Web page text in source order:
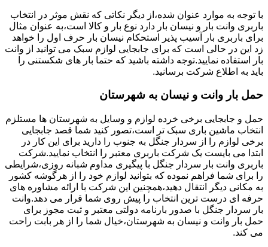
با توجه به موارد عنوان شده،از دیگر نکاتی که نقش موثر در انتخاب
باربری وانت بار و نیسان بار دارد نوع بار و کالا است،به عنوان مثال
برای باربری بار آسیب پذیر استحکام نیسان بار حرف اول را خواهد
زد این در حالی است که برای جابجایی لوازم سبک می توانید از وانت
بار استفاده نمایید.توجه داشته باشید که حتما بار های شکستنی را
باید به اطلاع شرکت برسانید.
حمل بار وانت و نیسان به شهرستان
حمل و جابجایی برخی خرده لوازم و وسایل به شهرستان ها مستلزم
انتخاب ماشین باری سبک تر است،تصور کنید شما قصد جابجایی
برخی لوازم را از سردار جنگل به جنوب را دارید برای این کار در
ابتدا می بایست یک شرکت باربری معتبر را انتخاب نمایید.شرکت
باربری وانت بار سردار جنگل با پیگیری مداوم شبانه روزی،شرایطی
را برای شما فراهم نموده که بتوانید لوازم خود را از هرگوشه کشور
به مکانی دیگر انتقال دهید،همچنین این شرکت با ارائه مشاوره های
حرفه ای درست ترین انتخاب را پیش روی شما قرار می دهد.وانت
بار سردار جنگل با صدور بارنامه دولتی معتبر و ثبت مجوز برای
حمل بار وانت و نیسان به شهرستان،خیال شما را از هر بابت راحت
می کند.